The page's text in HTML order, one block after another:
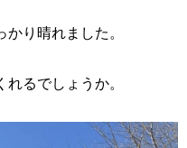
り晴れました。
るでしょうか。